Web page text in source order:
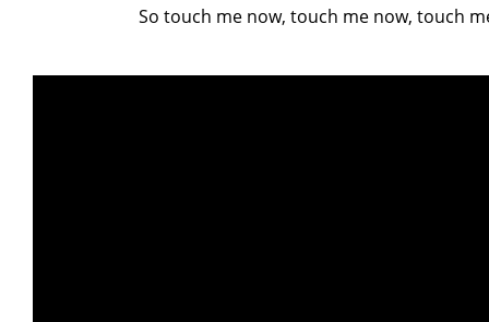
So touch me now, touch me now, touch